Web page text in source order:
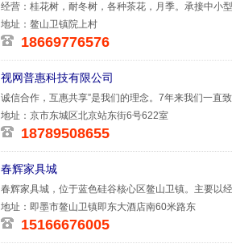
经营：桂花树，耐冬树，各种茶花，月季。承接中小
地址：鳌山卫镇院上村
18669776576
视网普惠科技有限公司
诚信合作，互惠共享”是我们的理念。7年来我们一直
涉足于广
地址：京市东城区北京站东街6号622室
18789508655
春辉家具城
春辉家具城，位于蓝色硅谷核心区鳌山卫镇。主要以
橱、茶几、
地址：即墨市鳌山卫镇即东大酒店南60米路东
15166676005